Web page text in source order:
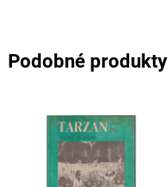
Podobné produkty